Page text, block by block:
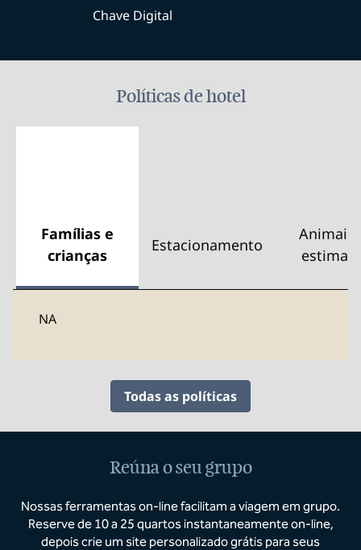
Chave Digital
Políticas de hotel
Famílias e
crianças
Estacionamento
Animais
NA
Todas as políticas
Reúna o seu grupo
Nossas ferramentas on-line facilitam a viagem em grupo.
Reserve de 10 a 25 quartos instantaneamente on-line,
depois crie um site personalizado grátis para seus